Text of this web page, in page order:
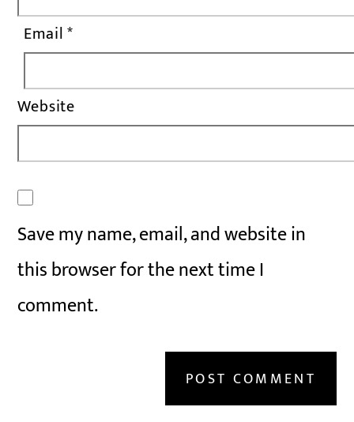
Email*
Website
Save my name, email, and website in
this browser for the next time I
comment.